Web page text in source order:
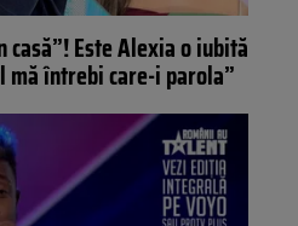
casă”! Este Alexia o iubită
mă întrebi care-i parola”